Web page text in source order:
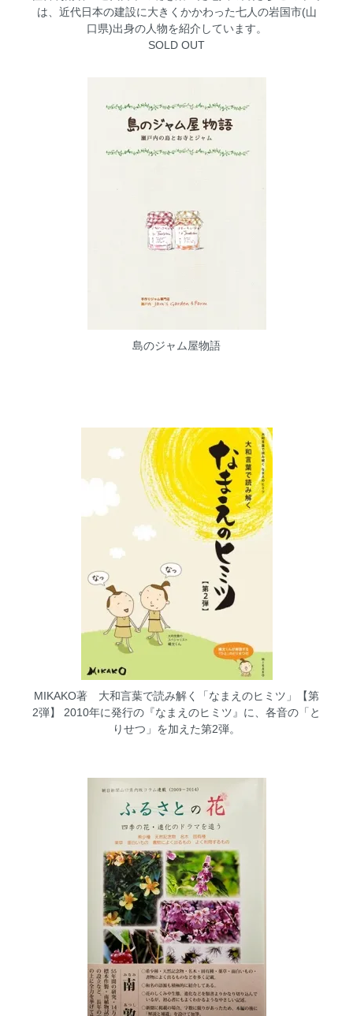
は、近代日本の建設に大きくかかわった七人の岩国市(山
口県)出身の人物を紹介しています。
SOLD OUT
島のジャム屋物語
MIKAKO著 大和言葉で読み解く「なまえのヒミツ」【第
2弾】
2010年に発行の『なまえのヒミツ』に、各音の「と
りせつ」を加えた第2弾。